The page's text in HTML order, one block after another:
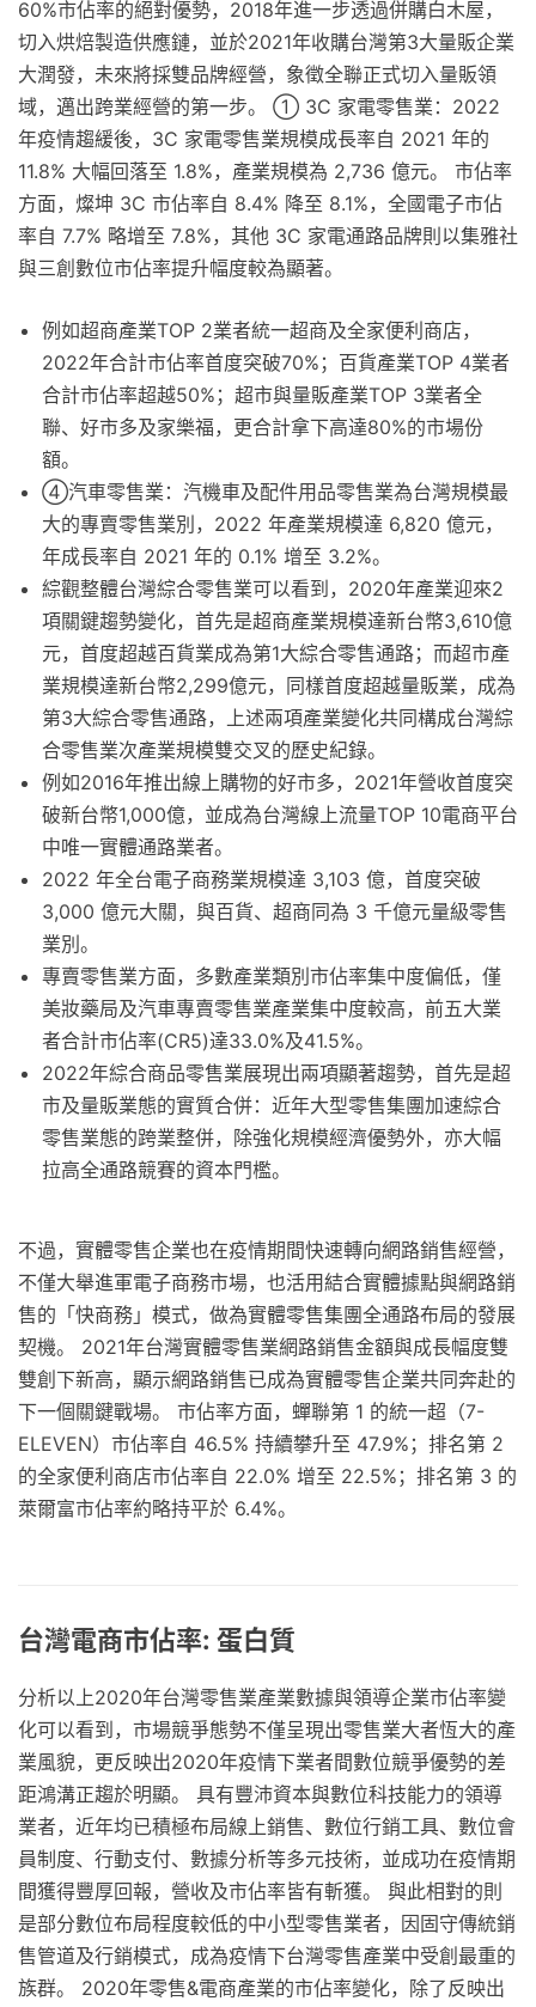
60%市佔率的絕對優勢，2018年進一步透過併購白木屋，
切入烘焙製造供應鏈，並於2021年收購台灣第3大量販企業
大潤發，未來將採雙品牌經營，象徵全聯正式切入量販領
域，邁出跨業經營的第一步。 ① 3C 家電零售業：2022
年疫情趨緩後，3C 家電零售業規模成長率自 2021 年的
11.8% 大幅回落至 1.8%，產業規模為 2,736 億元。 市佔率
方面，燦坤 3C 市佔率自 8.4% 降至 8.1%，全國電子市佔
率自 7.7% 略增至 7.8%，其他 3C 家電通路品牌則以集雅社
與三創數位市佔率提升幅度較為顯著。
例如超商產業TOP 2業者統一超商及全家便利商店，
2022年合計市佔率首度突破70%；百貨產業TOP 4業者
合計市佔率超越50%；超市與量販產業TOP 3業者全
聯、好市多及家樂福，更合計拿下高達80%的市場份
額。
④汽車零售業：汽機車及配件用品零售業為台灣規模最
大的專賣零售業別，2022 年產業規模達 6,820 億元，
年成長率自 2021 年的 0.1% 增至 3.2%。
綜觀整體台灣綜合零售業可以看到，2020年產業迎來2
項關鍵趨勢變化，首先是超商產業規模達新台幣3,610億
元，首度超越百貨業成為第1大綜合零售通路；而超市產
業規模達新台幣2,299億元，同樣首度超越量販業，成為
第3大綜合零售通路，上述兩項產業變化共同構成台灣綜
合零售業次產業規模雙交叉的歷史紀錄。
例如2016年推出線上購物的好市多，2021年營收首度突
破新台幣1,000億，並成為台灣線上流量TOP 10電商平台
中唯一實體通路業者。
2022 年全台電子商務業規模達 3,103 億，首度突破
3,000 億元大關，與百貨、超商同為 3 千億元量級零售
業別。
專賣零售業方面，多數產業類別市佔率集中度偏低，僅
美妝藥局及汽車專賣零售業產業集中度較高，前五大業
者合計市佔率(CR5)達33.0%及41.5%。
2022年綜合商品零售業展現出兩項顯著趨勢，首先是超
市及量販業態的實質合併：近年大型零售集團加速綜合
零售業態的跨業整併，除強化規模經濟優勢外，亦大幅
拉高全通路競賽的資本門檻。
不過，實體零售企業也在疫情期間快速轉向網路銷售經營，
不僅大舉進軍電子商務市場，也活用結合實體據點與網路銷
售的「快商務」模式，做為實體零售集團全通路布局的發展
契機。 2021年台灣實體零售業網路銷售金額與成長幅度雙
雙創下新高，顯示網路銷售已成為實體零售企業共同奔赴的
下一個關鍵戰場。 市佔率方面，蟬聯第 1 的統一超（7-
ELEVEN）市佔率自 46.5% 持續攀升至 47.9%；排名第 2
的全家便利商店市佔率自 22.0% 增至 22.5%；排名第 3 的
萊爾富市佔率約略持平於 6.4%。
台灣電商市佔率: 蛋白質
分析以上2020年台灣零售業產業數據與領導企業市佔率變
化可以看到，市場競爭態勢不僅呈現出零售業大者恆大的產
業風貌，更反映出2020年疫情下業者間數位競爭優勢的差
距鴻溝正趨於明顯。 具有豐沛資本與數位科技能力的領導
業者，近年均已積極布局線上銷售、數位行銷工具、數位會
員制度、行動支付、數據分析等多元技術，並成功在疫情期
間獲得豐厚回報，營收及市佔率皆有斬獲。 與此相對的則
是部分數位布局程度較低的中小型零售業者，因固守傳統銷
售管道及行銷模式，成為疫情下台灣零售產業中受創最重的
族群。 2020年零售&電商產業的市佔率變化，除了反映出